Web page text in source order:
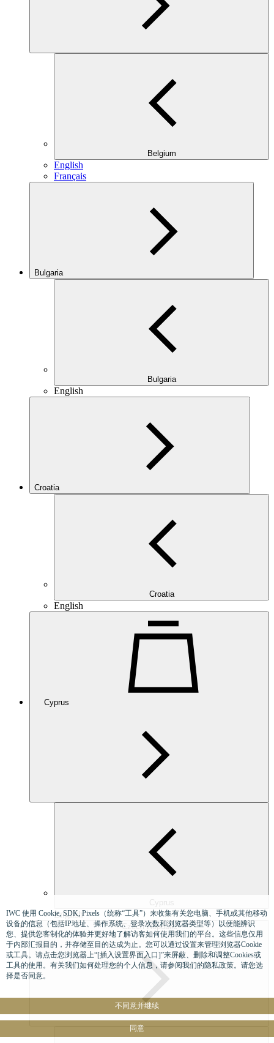
Belgium
English
Français
Bulgaria
Bulgaria
English
Croatia
Croatia
English
Cyprus
Cyprus
English
Czech Republic
IWC 使用 Cookie, SDK, Pixels（统称“工具”）来收集有关您电脑、手机或其他移动
设备的信息（包括IP地址、操作系统、登录次数和浏览器类型等）以便能辨识
您、提供您客制化的体验并更好地了解访客如何使用我们的平台。这些信息仅用
于内部汇报目的，并存储至目的达成为止。您可以通过设置来管理浏览器Cookie
或工具。请点击您浏览器上“[插入设置界面入口]”来屏蔽、删除和调整Cookies或
工具的使用。有关我们如何处理您的个人信息，请参阅我们的隐私政策。请您选
择是否同意。
不同意并继续
同意